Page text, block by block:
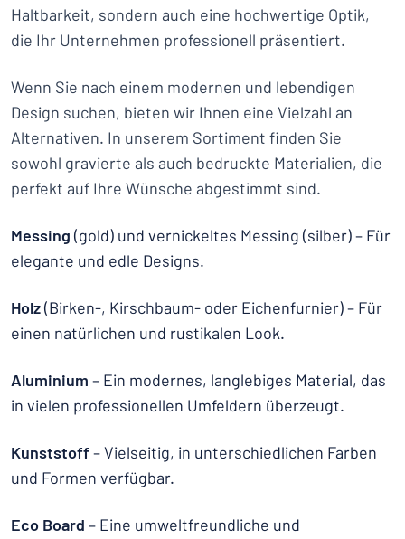
Haltbarkeit, sondern auch eine hochwertige Optik,
die Ihr Unternehmen professionell präsentiert.
Wenn Sie nach einem modernen und lebendigen
Design suchen, bieten wir Ihnen eine Vielzahl an
Alternativen. In unserem Sortiment finden Sie
sowohl gravierte als auch bedruckte Materialien, die
perfekt auf Ihre Wünsche abgestimmt sind.
Messing (gold) und vernickeltes Messing (silber) – Für
elegante und edle Designs.
Holz(Birken-, Kirschbaum- oder Eichenfurnier) – Für
einen natürlichen und rustikalen Look.
Aluminium – Ein modernes, langlebiges Material, das
in vielen professionellen Umfeldern überzeugt.
Kunststoff– Vielseitig, in unterschiedlichen Farben
und Formen verfügbar.
Eco Board – Eine umweltfreundliche und